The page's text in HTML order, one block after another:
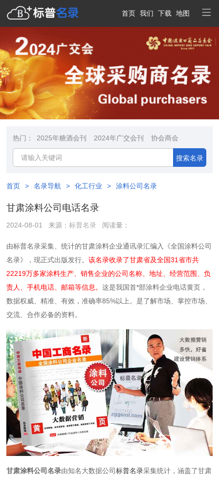
首页 我们 下载 地图
热门： 2025年糖酒会刊 2024年广交会刊 协会商会
搜索名录
首页 > 名录导航 > 化工行业 > 涂料公司名录
甘肃涂料公司电话名录
2024-08-01 来源：标普名录 阅读量：
由标普名录采集、统计的甘肃涂料企业通讯录汇编入《全国涂料公司
名录》，现正式出版发行。该名录收录了甘肃省及全国31省市共
22219万多家涂料生产、销售企业的公司名称、地址、经营范围、负
责人、手机电话、邮箱等信息。这是我国首*部涂料企业电话黄页，
数据权威、精准、有效，准确率85%以上。是了解市场、掌控市场、
交流、合作必备的资料。
甘肃涂料公司名录由知名大数据公司标普名录采集统计，涵盖了甘肃